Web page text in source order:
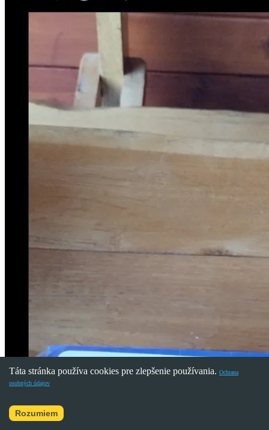
Táta stránka používa cookies pre zlepšenie používania. Ochrana
osobných údajov
Rozumiem